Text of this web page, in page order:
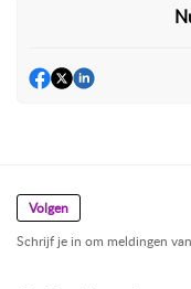
Volgen
Schrijf je in om meldingen